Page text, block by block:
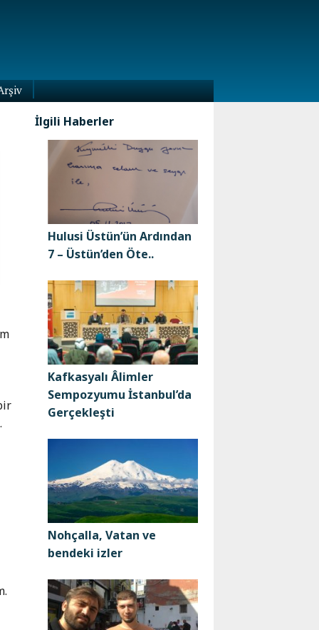
İlgili Haberler
Hulusi Üstün’ün Ardından
7 – Üstün’den Öte..
Kafkasyalı Âlimler
Sempozyumu İstanbul’da
Gerçekleşti
Nohçalla, Vatan ve
bendeki izler